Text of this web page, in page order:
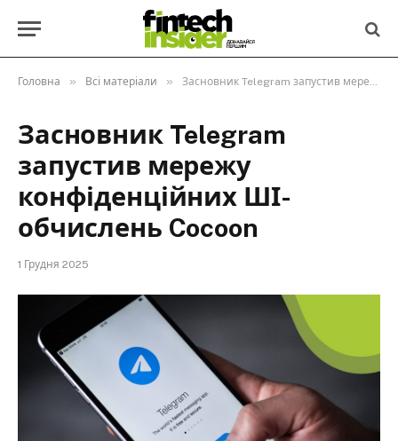
Головна » Всі матеріали » Засновник Telegram запустив мережу конфіденційних ШІ-обчислень Cocoon
Засновник Telegram
запустив мережу
конфіденційних ШІ-
обчислень Cocoon
1 Грудня 2025